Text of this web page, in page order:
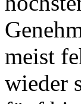
meist
wieder